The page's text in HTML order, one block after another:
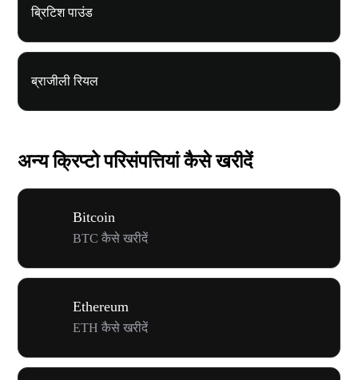
ब्रिटिश पाउंड
ब्राजीली रियल
अन्य क्रिप्टो परिसंपत्तियां कैसे खरीदें
Bitcoin
BTC कैसे खरीदें
Ethereum
ETH कैसे खरीदें